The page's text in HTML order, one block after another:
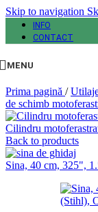
Skip to navigation
INFO
CONTACT
MENU
Prima pagină /
de schimb
Cilindru
Back to products
Sina, 40 cm, 325",